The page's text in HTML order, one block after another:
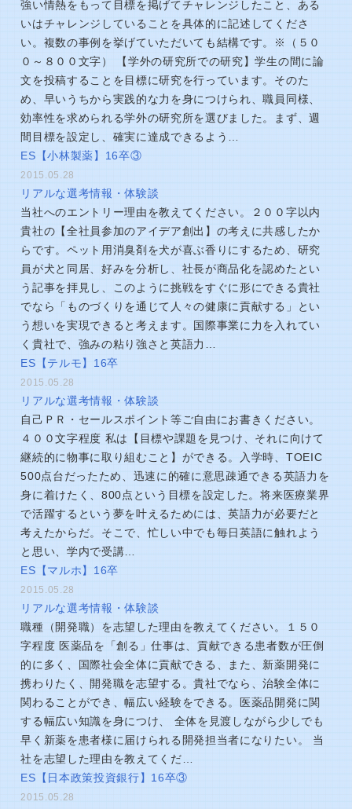
強い情熱をもって目標を掲げてチャレンジしたこと、ある
いはチャレンジしていることを具体的に記述してくださ
い。複数の事例を挙げていただいても結構です。※（５０
０～８００文字） 【学外の研究所での研究】学生の間に論
文を投稿することを目標に研究を行っています。そのた
め、早いうちから実践的な力を身につけられ、職員同様、
効率性を求められる学外の研究所を選びました。まず、週
間目標を設定し、確実に達成できるよう…
ES【小林製薬】16卒③
2015.05.28
リアルな選考情報・体験談
当社へのエントリー理由を教えてください。２００字以内
貴社の【全社員参加のアイデア創出】の考えに共感したか
らです。ペット用消臭剤を犬が喜ぶ香りにするため、研究
員が犬と同居、好みを分析し、社長が商品化を認めたとい
う記事を拝見し、このように挑戦をすぐに形にできる貴社
でなら「ものづくりを通じて人々の健康に貢献する」とい
う想いを実現できると考えます。国際事業に力を入れてい
く貴社で、強みの粘り強さと英語力…
ES【テルモ】16卒
2015.05.28
リアルな選考情報・体験談
自己ＰＲ・セールスポイント等ご自由にお書きください。
４００文字程度 私は【目標や課題を見つけ、それに向けて
継続的に物事に取り組むこと】ができる。入学時、TOEIC
500点台だったため、迅速に的確に意思疎通できる英語力を
身に着けたく、800点という目標を設定した。将来医療業界
で活躍するという夢を叶えるためには、英語力が必要だと
考えたからだ。そこで、忙しい中でも毎日英語に触れよう
と思い、学内で受講…
ES【マルホ】16卒
2015.05.28
リアルな選考情報・体験談
職種（開発職）を志望した理由を教えてください。１５０
字程度 医薬品を「創る」仕事は、貢献できる患者数が圧倒
的に多く、国際社会全体に貢献できる、また、新薬開発に
携わりたく、開発職を志望する。貴社でなら、治験全体に
関わることができ、幅広い経験をできる。医薬品開発に関
する幅広い知識を身につけ、 全体を見渡しながら少しでも
早く新薬を患者様に届けられる開発担当者になりたい。 当
社を志望した理由を教えてくだ…
ES【日本政策投資銀行】16卒③
2015.05.28